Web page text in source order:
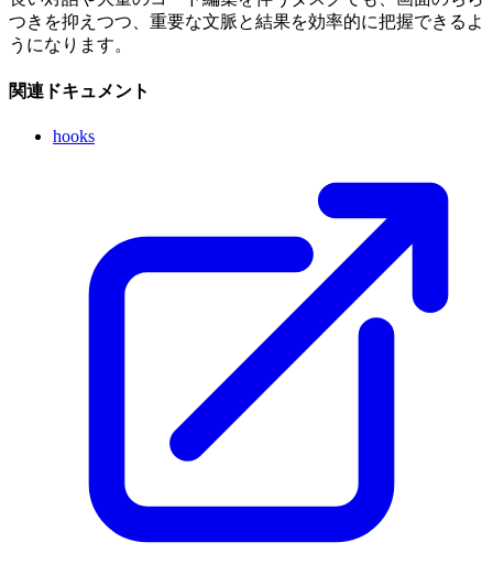
つきを抑えつつ、重要な文脈と結果を効率的に把握できるよ
うになります。
関連ドキュメント
hooks